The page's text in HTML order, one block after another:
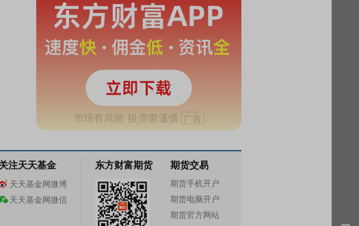
关注天天基金
天天基金网微博
天天基金网微信
东方财富期货 期货交易
期货手机开户
期货电脑开户
期货官方网站